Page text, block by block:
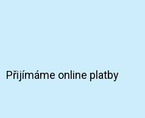
Přijímáme online platby